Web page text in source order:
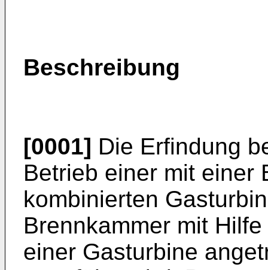
Beschreibung
[0001] Die Erfindung
Betrieb einer mit einer
kombinierten
Brennkammer mit
einer Gasturbine